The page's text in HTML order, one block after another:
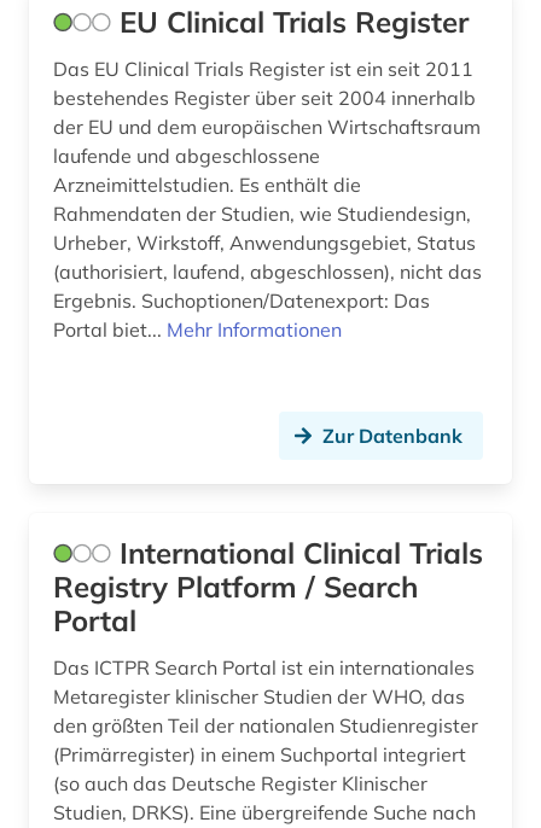
recht (1)
rechtswissenschaften (1)
rehabilitation (1)
repository (1)
richtlinie (1)
röntgenbeugung (1)
samuel hahnemann (1755 - 1843) (2)
schwangerschaft (1)
schweiz (2)
seltene krankheit (1)
sicherheitsdatenblatt (1)
sicherheitstechnik (1)
sozialwissenschaften (7)
EU Clinical Trials Register
Das EU Clinical Trials Register ist ein seit 2011
bestehendes Register über seit 2004 innerhalb
der EU und dem europäischen Wirtschaftsraum
laufende und abgeschlossene
Arzneimittelstudien. Es enthält die
Rahmendaten der Studien, wie Studiendesign,
Urheber, Wirkstoff, Anwendungsgebiet, Status
(authorisiert, laufend, abgeschlossen), nicht das
Ergebnis. Suchoptionen/Datenexport: Das
Portal biet... Mehr Informationen
Zur Datenbank
International Clinical Trials
Registry Platform / Search
Portal
Das ICTPR Search Portal ist ein internationales
Metaregister klinischer Studien der WHO, das
den größten Teil der nationalen Studienregister
(Primärregister) in einem Suchportal integriert
(so auch das Deutsche Register Klinischer
Studien, DRKS). Eine übergreifende Suche nach